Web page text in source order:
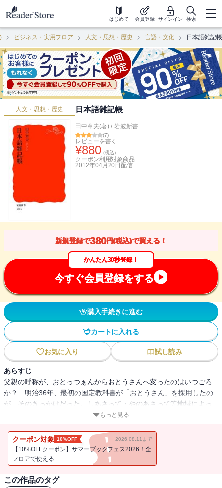
はじめて 会員登録 サインイン 検索
ビジネス・実用フロア 人文・思想・歴史 言語・文化 日本語雑記帳
人文・思想・歴史 日本語雑記帳
田中章夫(著) / 岩波新書
(7)
レビューを書く
¥880 (税込)
クーポン利用対象商品
2012年04月20日 配信
新規登録で380円(税込)で買える！
かんたん30秒登録！
今すぐ会員登録をする
購入手続きに進む
カートに入れる
お気に入り 試し読み
あらすじ
父親の呼称が、おとっつぁんからおとうさんへ変ったのはいつごろ
か？ 明治36年、最初の国定教科書が「おとうさん」を採用したの
が、そのきっかけだった。しあさって・やのあさって等地域によっ
て意味が異なる言葉、多彩な方言、遷り変る敬語、呼びかけのコト
もっと見る
クーポン対象 10%OFF 2026.08.11まで
【10%OFFクーポン】サマーブックフェス2026！全
フロアで使える
この作品のタグ